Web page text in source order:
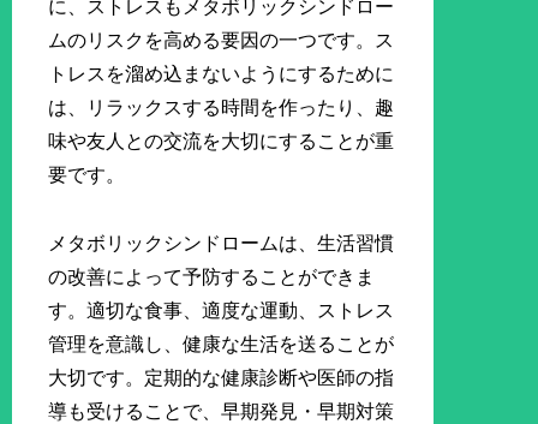
に、ストレスもメタボリックシンドロー
ムのリスクを高める要因の一つです。ス
トレスを溜め込まないようにするために
は、リラックスする時間を作ったり、趣
味や友人との交流を大切にすることが重
要です。
メタボリックシンドロームは、生活習慣
の改善によって予防することができま
す。適切な食事、適度な運動、ストレス
管理を意識し、健康な生活を送ることが
大切です。定期的な健康診断や医師の指
導も受けることで、早期発見・早期対策